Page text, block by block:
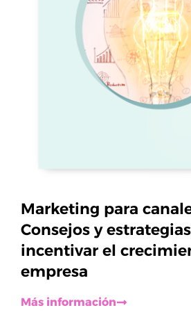
Marketing para
Consejos y
incentivar el
empresa
Más información